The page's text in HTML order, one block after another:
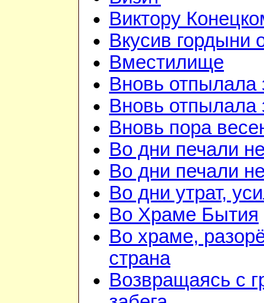
Виктору
Вкусив гордыни
Вместилище
Вновь отпылала
Вновь отпылала
Вновь пора
Во дни печали
Во дни печали
Во дни утрат,
Во Храме Бытия
Во храме,
страна
Возвращаясь с